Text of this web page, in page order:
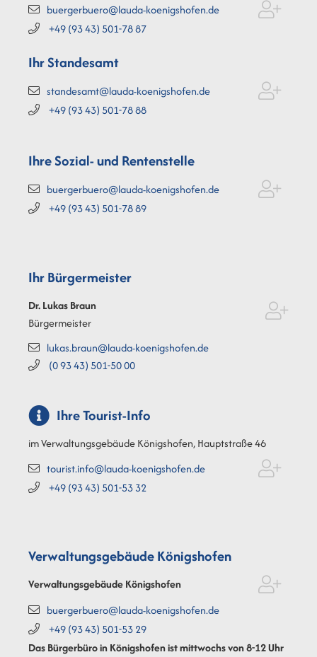
buergerbuero@lauda-koenigshofen.de
+49 (9343) 501-7887
Ihr Standesamt
standesamt@lauda-koenigshofen.de
+49 (9343) 501-7888
Ihre Sozial- und Rentenstelle
buergerbuero@lauda-koenigshofen.de
+49 (9343) 501-7889
Ihr Bürgermeister
Dr. LukasBraun
Bürgermeister
lukas.braun@lauda-koenigshofen.de
(09343) 501-5000
Ihre Tourist-Info
im Verwaltungsgebäude Königshofen, Hauptstraße 46
tourist.info@lauda-koenigshofen.de
+49 (9343) 501-5332
Verwaltungsgebäude Königshofen
Verwaltungsgebäude Königshofen
buergerbuero@lauda-koenigshofen.de
+49 (9343) 501-5329
Das Bürgerbüro in Königshofen ist mittwochs von 8-12 Uhr